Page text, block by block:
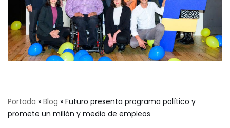
Portada » Blog » Futuro presenta programa político y
promete un millón y medio de empleos